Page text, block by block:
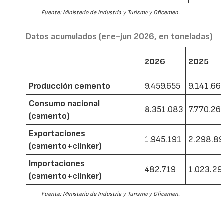
Fuente: Ministerio de Industria y Turismo y Oficemen.
Datos acumulados (ene-jun 2026, en toneladas)
2026 2025
Producción cemento 9.459.655
Consumo nacional
(cemento)
8.351.083
Exportaciones
(cemento+clínker)
1.945.191
Importaciones
(cemento+clínker)
482.719
Fuente: Ministerio de Industria y Turismo y Oficemen.